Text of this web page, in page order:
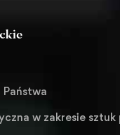
w zakresie